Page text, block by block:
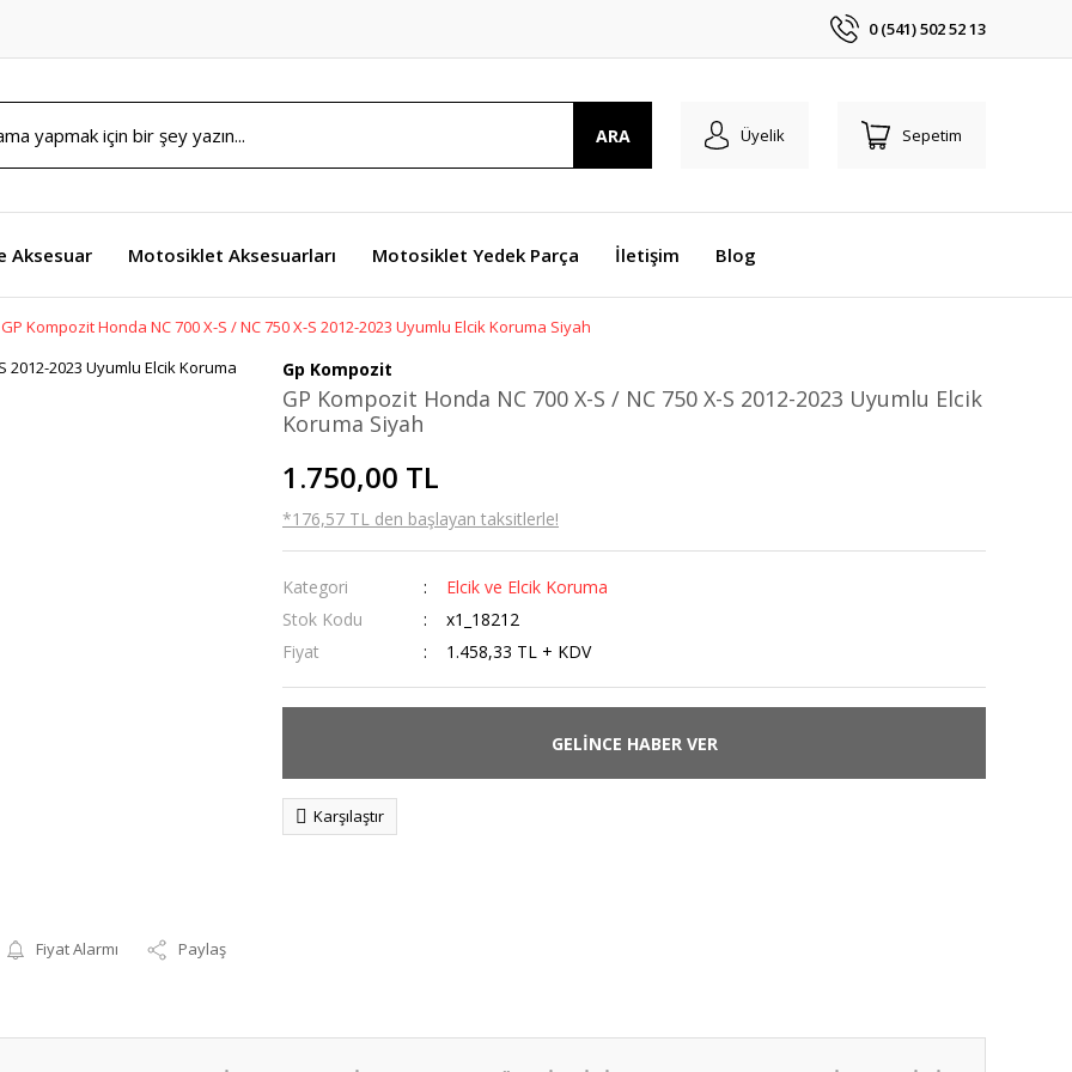
0 (541) 502 52 13
ARA Üyelik Sepetim
Aksesuar Motosiklet Aksesuarları Motosiklet Yedek Parça İletişim Blog
GP Kompozit Honda NC 700 X-S / NC 750 X-S 2012-2023 Uyumlu Elcik Koruma Siyah
Fiyat Alarmı Paylaş
Gp Kompozit
GP Kompozit Honda NC 700 X-S / NC 750 X-S 2012-2023 Uyumlu Elcik
Koruma Siyah
1.750,00 TL
*176,57 TL den başlayan taksitlerle!
Kategori
Elcik ve Elcik Koruma
Stok Kodu
x1_18212
Fiyat
1.458,33 TL + KDV
GELİNCE HABER VER
Karşılaştır